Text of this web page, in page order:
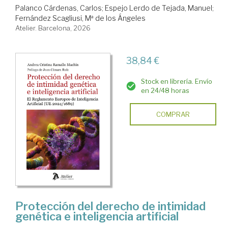
Palanco Cárdenas, Carlos; Espejo Lerdo de Tejada, Manuel;
Fernández Scagliusi, Mª de los Ángeles
Atelier. Barcelona, 2026
38,84 €
Stock en librería. Envío
en 24/48 horas
COMPRAR
Protección del derecho de intimidad
genética e inteligencia artificial